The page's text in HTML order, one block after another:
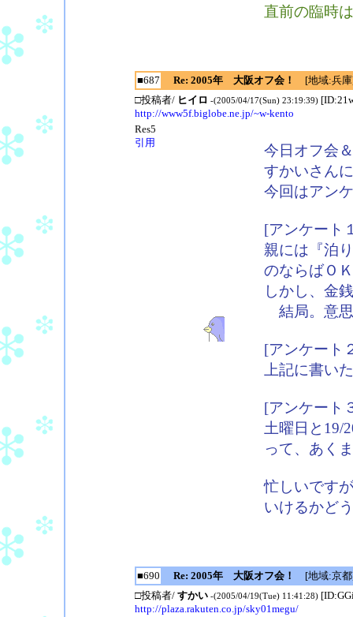
直前の臨時
■687 Re: 2005年 大阪オフ会！
[地域:兵
□投稿者/ ヒイロ -(2005/04/17(Sun) 23:19:39)
http://www5f.biglobe.ne.jp/~w-kento
Res5
引用
今日オフ会
すかいさん
今回はアン
[アンケート
親には『泊
のならばＯ
しかし、金
結局。意
[アンケート
上記に書い
[アンケート
土曜日と19/
って、あく
忙しいです
いけるかど
■690 Re: 2005年 大阪オフ会！
[地域:京
□投稿者/ すかい -(2005/04/19(Tue) 11:41:28)
http://plaza.rakuten.co.jp/sky01megu/